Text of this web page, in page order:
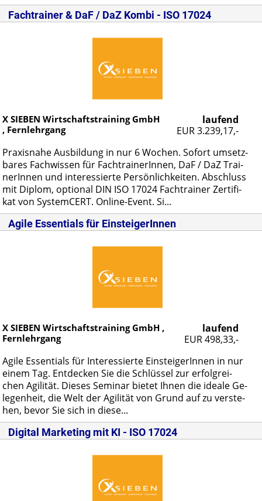
Fachtrainer & DaF / DaZ Kombi - ISO 17024
laufend
EUR 3.239,17,-
X SIEBEN Wirtschaftstraining GmbH
, Fernlehrgang
Pra­xis­na­he Aus­bil­dung in nur 6 Wo­chen. So­fort um­setz­
ba­res Fach­wis­sen für Fach­trai­ne­rIn­nen, DaF / DaZ Trai­
ne­rIn­nen und in­ter­es­sier­te Per­sön­lich­kei­ten. Ab­schluss
mit Di­plom, op­tio­nal DIN ISO 17024 Fach­trai­ner Zer­ti­fi­
kat von Sys­tem­CERT. On­line-Event. Si...
Agile Essentials für EinsteigerInnen
laufend
EUR 498,33,-
X SIEBEN Wirtschaftstraining GmbH ,
Fernlehrgang
Agi­le Es­sen­ti­als für In­ter­es­sier­te Ein­stei­ge­rIn­nen in nur
ei­nem Tag. Ent­de­cken Sie die Schlüs­sel zur er­folg­rei­
chen Agi­li­tät. Die­ses Se­mi­nar bie­tet Ih­nen die idea­le Ge­
le­gen­heit, die Welt der Agi­li­tät von Grund auf zu ver­ste­
hen, be­vor Sie sich in die­se...
Digital Marketing mit KI - ISO 17024